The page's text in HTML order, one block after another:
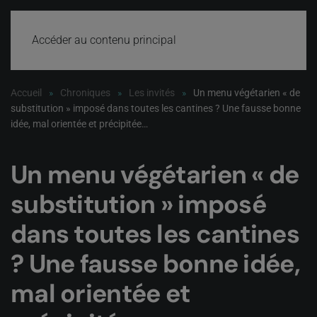
Accéder au contenu principal
Accueil Chroniques Les invités
Un menu végétarien « de
substitution » imposé dans toutes les cantines ? Une fausse bonne
idée, mal orientée et précipitée…
Un menu végétarien « de
substitution » imposé
dans toutes les cantines
? Une fausse bonne idée,
mal orientée et